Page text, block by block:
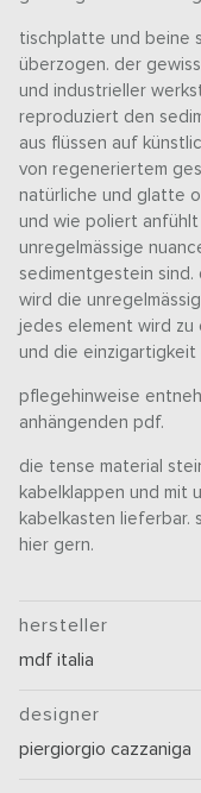
tischplatte und beine
überzogen. der
und industrieller
reproduziert den
aus flüssen auf
von regeneriertem
natürliche und glatte
und wie poliert
unregelmässige
sedimentgestein sind.
wird die
jedes element wird
und die einzigartigkeit
pflegehinweise
anhängenden pdf.
die tense material
kabelklappen und mit
kabelkasten lieferbar.
hier gern.
hersteller
mdf italia
designer
piergiorgio cazzaniga